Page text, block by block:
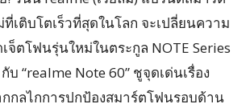
เติบโตเร็วที่สุดในโลก จะเปลี่ยนความ
ตโฟนรุ่นใหม่ในตระกูล NOTE Series
“realme Note 60” ชูจุดเด่นเรื่อง
กลไกการปกป้องสมาร์ตโฟนรอบด้าน